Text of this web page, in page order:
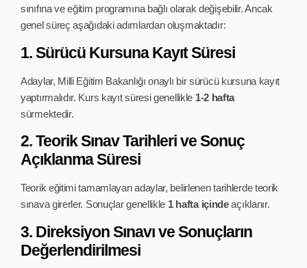
sınıfına ve eğitim programına bağlı olarak değişebilir. Ancak
genel süreç aşağıdaki adımlardan oluşmaktadır:
1. Sürücü Kursuna Kayıt Süresi
Adaylar, Milli Eğitim Bakanlığı onaylı bir sürücü kursuna kayıt
yaptırmalıdır. Kurs kayıt süresi genellikle 1-2 hafta
sürmektedir.
2. Teorik Sınav Tarihleri ve Sonuç
Açıklanma Süresi
Teorik eğitimi tamamlayan adaylar, belirlenen tarihlerde teorik
sınava girerler. Sonuçlar genellikle 1 hafta içindeaçıklanır.
3. Direksiyon Sınavı ve Sonuçların
Değerlendirilmesi